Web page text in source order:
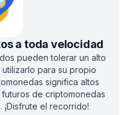
a toda velocidad
pueden tolerar un alto
para su propio
significa altos
de criptomonedas
¡Disfrute el recorrido!